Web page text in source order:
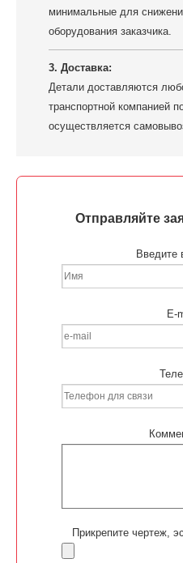
минимальные для
оборудования заказчика.
3. Доставка:
Детали доставляются
транспортной компанией
осуществляется
Отправляйте
Введите
E-
Прикрепите чертеж,